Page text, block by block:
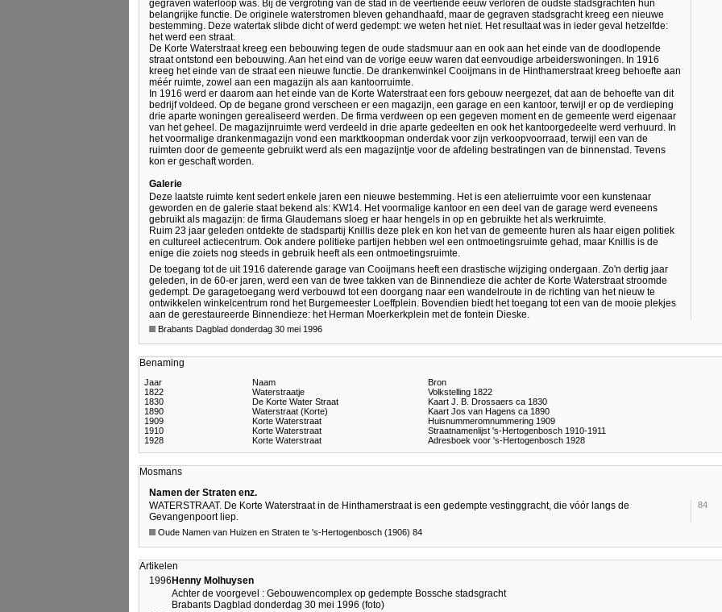
gegraven waterloop was. Bij de vergroting van de stad in de veertiende eeuw verloren de oudste stadsgrachten hun
belangrijke functie. De originele waterstromen bleven gehandhaafd, maar de gegraven stadsgracht kreeg een nieuwe
bestemming. Deze watertak slibde dicht of werd gedempt: we weten het niet. Het resultaat was in ieder geval hetzelfde:
het werd een straat.
De Korte Waterstraat kreeg een bebouwing tegen de oude stadsmuur aan en ook aan het einde van de doodlopende
straat ontstond een bebouwing. Aan het eind van de vorige eeuw waren dat eenvoudige arbeiderswoningen. In 1916
kreeg het einde van de straat een nieuwe functie. De drankenwinkel Cooijmans in de Hinthamerstraat kreeg behoefte aan
méér ruimte, zowel aan een magazijn als aan kantoorruimte.
In 1916 werd er daarom aan het einde van de Korte Waterstraat een fors gebouw neergezet, dat aan de behoefte van dit
bedrijf voldeed. Op de begane grond verscheen er een magazijn, een garage en een kantoor, terwijl er op de verdieping
drie aparte woningen gerealiseerd werden. De firma verdween op een gegeven moment en de gemeente werd eigenaar
van het geheel. De magazijnruimte werd verdeeld in drie aparte gedeelten en ook het kantoorgedeelte werd verhuurd. In
het voormalige drankenmagazijn vond een marktkoopman onderdak voor zijn verkoopvoorraad, terwijl een van de
ruimten door de gemeente gebruikt werd als een magazijntje voor de afdeling bestratingen van de binnenstad. Tevens
kon er geschaft worden.
Galerie
Deze laatste ruimte kent sedert enkele jaren een nieuwe bestemming. Het is een atelierruimte voor een kunstenaar
geworden en de galerie staat bekend als: KW14. Het voormalige kantoor en een deel van de garage werd eveneens
gebruikt als magazijn: de firma Glaudemans sloeg er haar hengels in op en gebruikte het als werkruimte.
Ruim 23 jaar geleden ontdekte de stadspartij Knillis deze plek en kon het van de gemeente huren als haar eigen politiek
en cultureel actiecentrum. Ook andere politieke partijen hebben wel een ontmoetingsruimte gehad, maar Knillis is de
enige die zoiets nog steeds in gebruik heeft als een ontmoetingsruimte.
De toegang tot de uit 1916 daterende garage van Cooijmans heeft een drastische wijziging ondergaan. Zo'n dertig jaar
geleden, in de 60-er jaren, werd een van de twee takken van de Binnendieze die achter de Korte Waterstraat stroomde
gedempt. De garagetoegang werd verbouwd tot een doorgang naar een wandelroute in de richting van het nieuw te
ontwikkelen winkelcentrum rond het Burgemeester Loeffplein. Bovendien biedt het toegang tot een van de mooie plekjes
aan de gerestaureerde Binnendieze: het Herman Moerkerkplein met de fontein Dieske.
Brabants Dagblad donderdag 30 mei 1996
Benaming
Jaar Naam
Bron
1822
Waterstraatje
Volkstelling 1822
1830
De Korte Water Straat
Kaart J. B. Drossaers ca 1830
1890
Waterstraat (Korte)
Kaart Jos van Hagens ca 1890
1909
Korte Waterstraat
Huisnummeromnummering 1909
1910
Korte Waterstraat
Straatnamenlijst 's-Hertogenbosch 1910-1911
1928
Korte Waterstraat Adresboek voor 's-Hertogenbosch 1928
Mosmans
Namen der Straten enz.
WATERSTRAAT. De Korte Waterstraat in de Hinthamerstraat is een gedempte vestinggracht, die vóór langs de
Gevangenpoort liep.
84
Oude Namen van Huizen en Straten te 's-Hertogenbosch (1906) 84
Artikelen
1996Henny Molhuysen
Achter de voorgevel : Gebouwencomplex op gedempte Bossche stadsgracht
Brabants Dagblad donderdag 30 mei 1996 (foto)